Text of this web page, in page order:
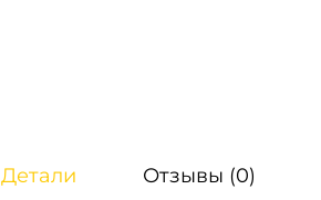
Детали Отзывы (0)